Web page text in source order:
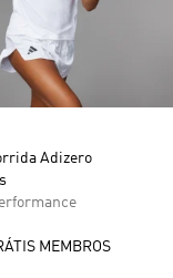
Adizero
MEMBROS